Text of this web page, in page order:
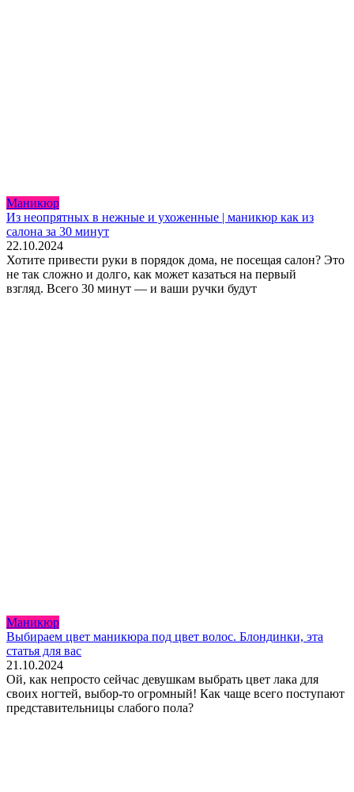
Маникюр
Из неопрятных в нежные и ухоженные | маникюр как из
салона за 30 минут
22.10.2024
Хотите привести руки в порядок дома, не посещая салон? Это
не так сложно и долго, как может казаться на первый
взгляд. Всего 30 минут — и ваши ручки будут
Маникюр
Выбираем цвет маникюра под цвет волос. Блондинки, эта
статья для вас
21.10.2024
Ой, как непросто сейчас девушкам выбрать цвет лака для
своих ногтей, выбор-то огромный! Как чаще всего поступают
представительницы слабого пола?